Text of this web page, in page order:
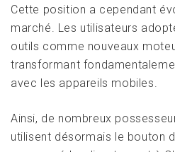
Cette position a cependant
marché. Les utilisateurs
outils comme nouveaux
transformant
avec les appareils mobiles.
Ainsi, de nombreux
utilisent désormais le bouton